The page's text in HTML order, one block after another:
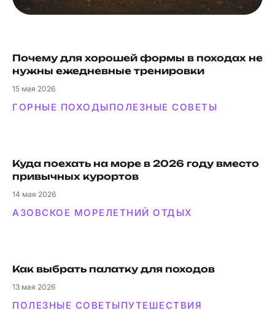
Почему для хорошей формы в походах не
нужны ежедневные тренировки
15 мая 2026
ГОРНЫЕ ПОХОДЫПОЛЕЗНЫЕ СОВЕТЫ
Куда поехать на море в 2026 году вместо
привычных курортов
14 мая 2026
АЗОВСКОЕ МОРЕЛЕТНИЙ ОТДЫХ
Как выбрать палатку для походов
13 мая 2026
ПОЛЕЗНЫЕ СОВЕТЫПУТЕШЕСТВИЯ